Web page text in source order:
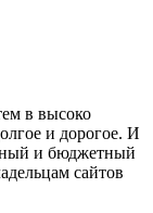
в высоко
и дорогое. И
и бюджетный
сайтов